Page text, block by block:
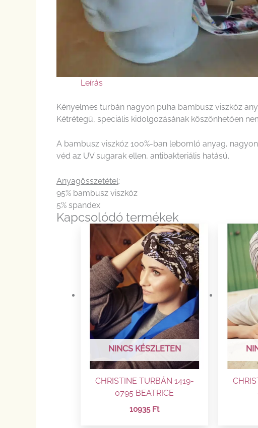
Leírás
Kényelmes turbán nagyon puha bambusz viszkóz
Kétrétegű, speciális kidolgozásának köszönhetően
A bambusz viszkóz 100%-ban lebomló anyag,
véd az UV sugarak ellen, antibakteriális hatású.
Anyagösszetétel:
95% bambusz viszkóz
5% spandex
Kapcsolódó termékek
NINCS KÉSZLETEN
CHRISTINE TURBÁN 1419-
0795 BEATRICE
10935 Ft